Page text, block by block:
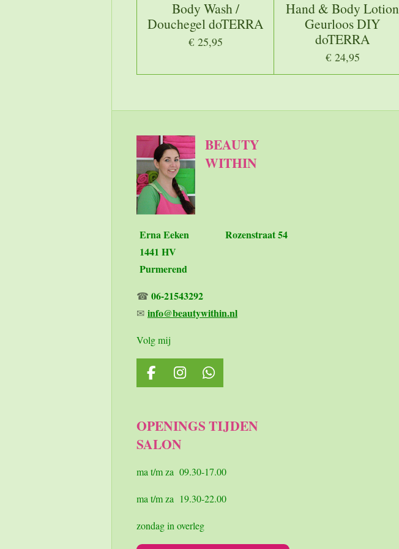
Body Wash /
Douchegel doTERRA
€ 25,95
Hand & Body Lotion
Geurloos DIY
doTERRA
€ 24,95
BEAUTY
WITHIN
Erna Eeken Rozenstraat 54
1441 HV
Purmerend
☎ 06-21543292
✉ info@beautywithin.nl
Volg mij
F
a
b
o
k
I
n
a
g
a
W
h
s
p
OPENINGS TIJDEN
SALON
ma t/m za 09.30-17.00
ma t/m za 19.30-22.00
zondag in overleg